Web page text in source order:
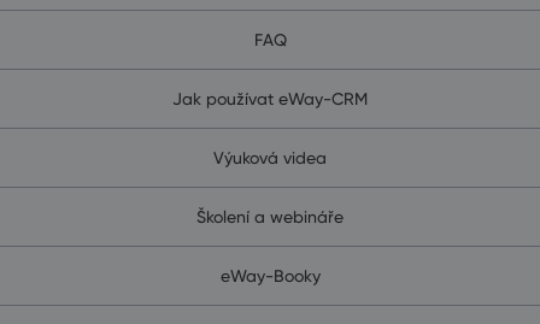
FAQ
Jak používat eWay-CRM
Výuková videa
Školení a webináře
eWay-Booky